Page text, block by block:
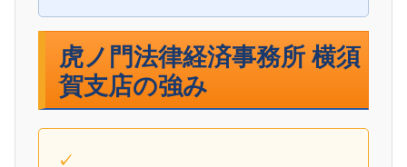
虎ノ門法律経済事務所 横須
賀支店の強み